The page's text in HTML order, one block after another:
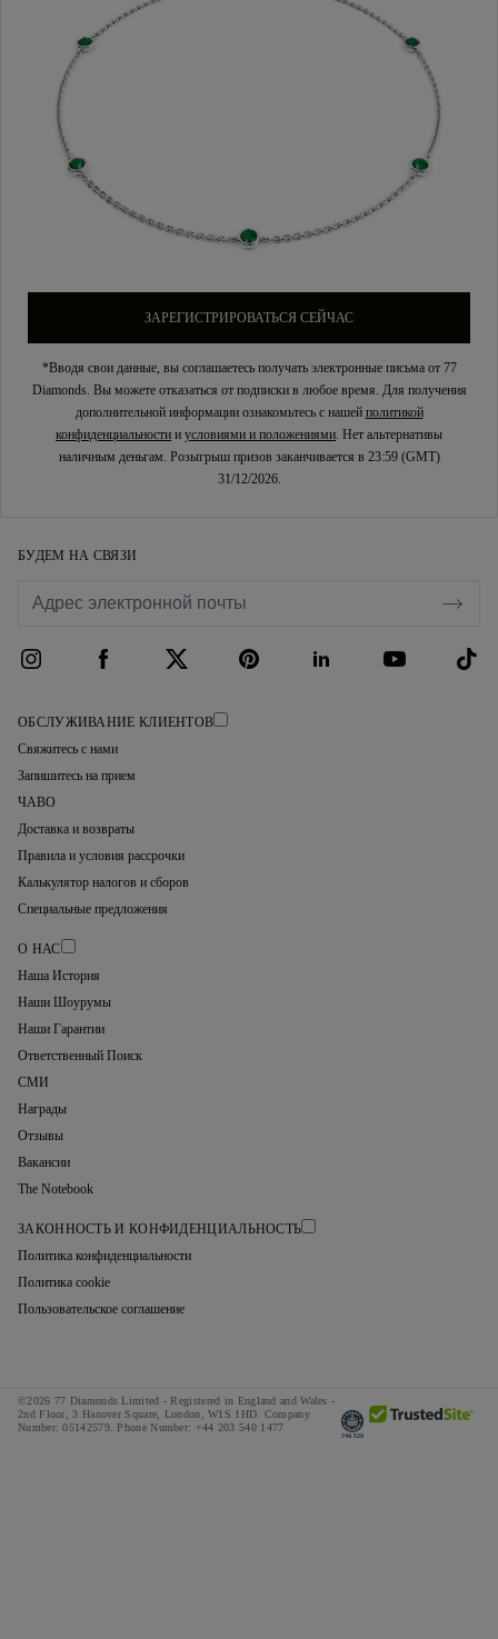
ЗАРЕГИСТРИРОВАТЬСЯ СЕЙЧАС
*Вводя свои данные, вы соглашаетесь получать электронные письма от 77
Diamonds. Вы можете отказаться от подписки в любое время. Для получения
дополнительной информации ознакомьтесь с нашей политикой
конфиденциальности и условиями и положениями. Нет альтернативы
наличным деньгам. Розыгрыш призов заканчивается в 23:59 (GMT)
31/12/2026.
БУДЕМ НА СВЯЗИ
ОБСЛУЖИВАНИЕ КЛИЕНТОВ
Свяжитесь с нами
Запишитесь на прием
ЧАВО
Доставка и возвраты
Правила и условия рассрочки
Калькулятор налогов и сборов
Специальные предложения
О НАС
Наша История
Наши Шоурумы
Наши Гарантии
Ответственный Поиск
СМИ
Награды
Отзывы
Вакансии
The Notebook
ЗАКОННОСТЬ И КОНФИДЕНЦИАЛЬНОСТЬ
Политика конфиденциальности
Политика cookie
Пользовательское соглашение
©2026 77 Diamonds Limited - Registered in England and Wales -
2nd Floor, 3 Hanover Square, London, W1S 1HD. Company
Number:05142579. Phone Number: +44 203 540 1477